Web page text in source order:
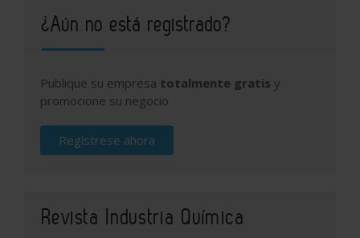
¿Aún no está registrado?
Publique su empresa totalmente gratis y
promocione su negocio
Regístrese ahora
Revista Industria Química